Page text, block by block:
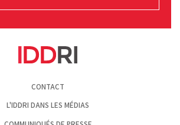
CONTACT
L'IDDRI DANS LES MÉDIAS